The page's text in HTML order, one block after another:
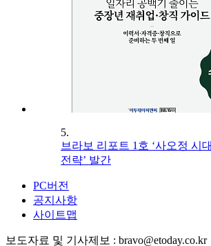
5.
브라보 리포트 1호 ‘사오정 시
전략’ 발간
PC버전
공지사항
사이트맵
보도자료 및 기사제보 : bravo@etoday.co.kr